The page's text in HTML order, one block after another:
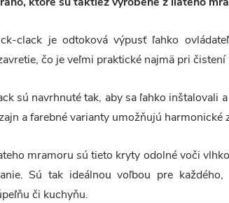
clack je odtoková výpusť ľahko
čo je veľmi praktické najmä pri
sú navrhnuté tak, aby sa ľahko inštalovali
a farebné varianty umožňujú harmonické
mramoru sú tieto kryty odolné voči
Sú tak ideálnou voľbou pre
či kuchyňu.